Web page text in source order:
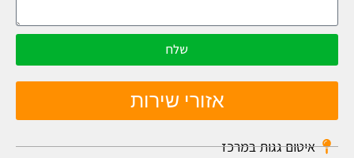
שלח
אזורי שירות
איטום גגות במרכז